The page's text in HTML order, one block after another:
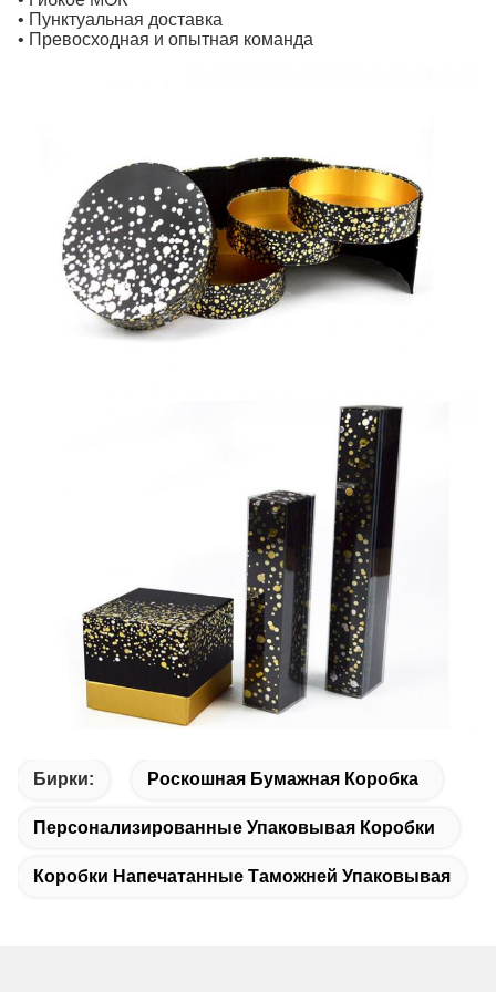
• Пунктуальная доставка
• Превосходная и опытная команда
Бирки: Роскошная Бумажная Коробка
Персонализированные Упаковывая Коробки
Коробки Напечатанные Таможней Упаковывая